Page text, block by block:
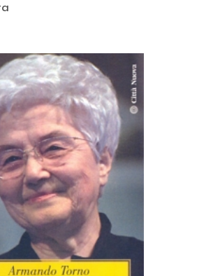
AGGIUNGI AL CARRELLO